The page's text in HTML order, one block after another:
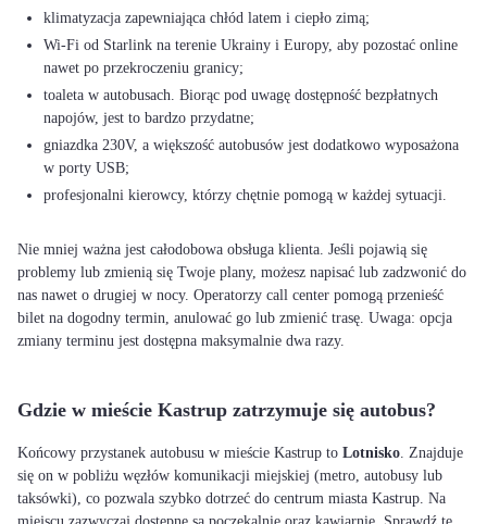
klimatyzacja zapewniająca chłód latem i ciepło zimą;
Wi-Fi od Starlink na terenie Ukrainy i Europy, aby pozostać online
nawet po przekroczeniu granicy;
toaleta w autobusach. Biorąc pod uwagę dostępność bezpłatnych
napojów, jest to bardzo przydatne;
gniazdka 230V, a większość autobusów jest dodatkowo wyposażona
w porty USB;
profesjonalni kierowcy, którzy chętnie pomogą w każdej sytuacji.
Nie mniej ważna jest całodobowa obsługa klienta. Jeśli pojawią się
problemy lub zmienią się Twoje plany, możesz napisać lub zadzwonić do
nas nawet o drugiej w nocy. Operatorzy call center pomogą przenieść
bilet na dogodny termin, anulować go lub zmienić trasę. Uwaga: opcja
zmiany terminu jest dostępna maksymalnie dwa razy.
Gdzie w mieście Kastrup zatrzymuje się autobus?
Końcowy przystanek autobusu w mieście Kastrup to Lotnisko. Znajduje
się on w pobliżu węzłów komunikacji miejskiej (metro, autobusy lub
taksówki), co pozwala szybko dotrzeć do centrum miasta Kastrup. Na